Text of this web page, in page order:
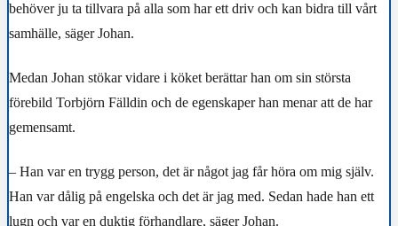
behöver ju ta tillvara på alla som har ett driv och kan bidra till vårt
samhälle, säger Johan.
Medan Johan stökar vidare i köket berättar han om sin största
förebild Torbjörn Fälldin och de egenskaper han menar att de har
gemensamt.
– Han var en trygg person, det är något jag får höra om mig själv.
Han var dålig på engelska och det är jag med. Sedan hade han ett
lugn och var en duktig förhandlare, säger Johan.